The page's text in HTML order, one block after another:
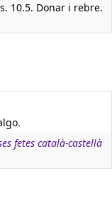
10.5. Donar i rebre.
fetes català-castellà